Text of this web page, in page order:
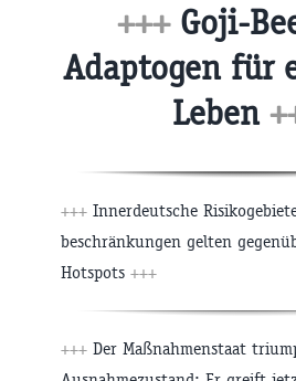
+++Goji-
Adaptogen für
Leben
+++ Innerdeutsche
beschränkungen gelten
Hotspots +++
+++ Der Maßnahmenstaat